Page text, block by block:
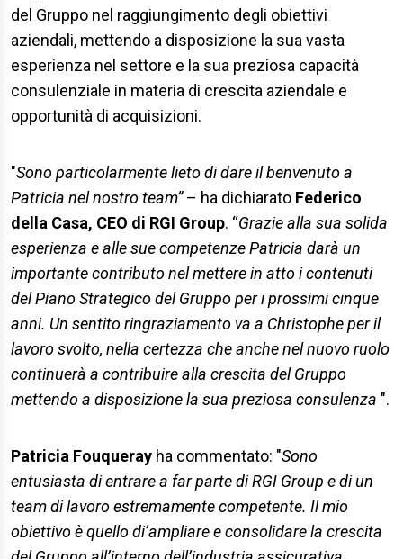
del Gruppo nel raggiungimento degli obiettivi
aziendali, mettendo a disposizione la sua vasta
esperienza nel settore e la sua preziosa capacità
consulenziale in materia di crescita aziendale e
opportunità di acquisizioni.
"Sono particolarmente lieto di dare il benvenuto a
Patricia nel nostro team”– ha dichiarato Federico
della Casa, CEO di RGI Group. “Grazie alla sua solida
esperienza e alle sue competenzePatricia darà un
importante contributo nel mettere in atto i contenuti
del Piano Strategico del Gruppo per i prossimi cinque
anni. Un sentito ringraziamento va a Christophe per il
lavoro svolto, nella certezza che anche nel nuovo ruolo
continuerà a contribuire alla crescita del Gruppo
mettendo a disposizione la sua preziosa consulenza ".
Patricia Fouqueray ha commentato: "Sono
entusiasta di entrare a far parte di RGI Group e di un
team di lavoro estremamente competente. Il mio
obiettivo è quello di’ampliare e consolidare la crescita